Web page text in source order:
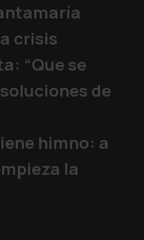
crisis
“Que se
de
himno: a
la